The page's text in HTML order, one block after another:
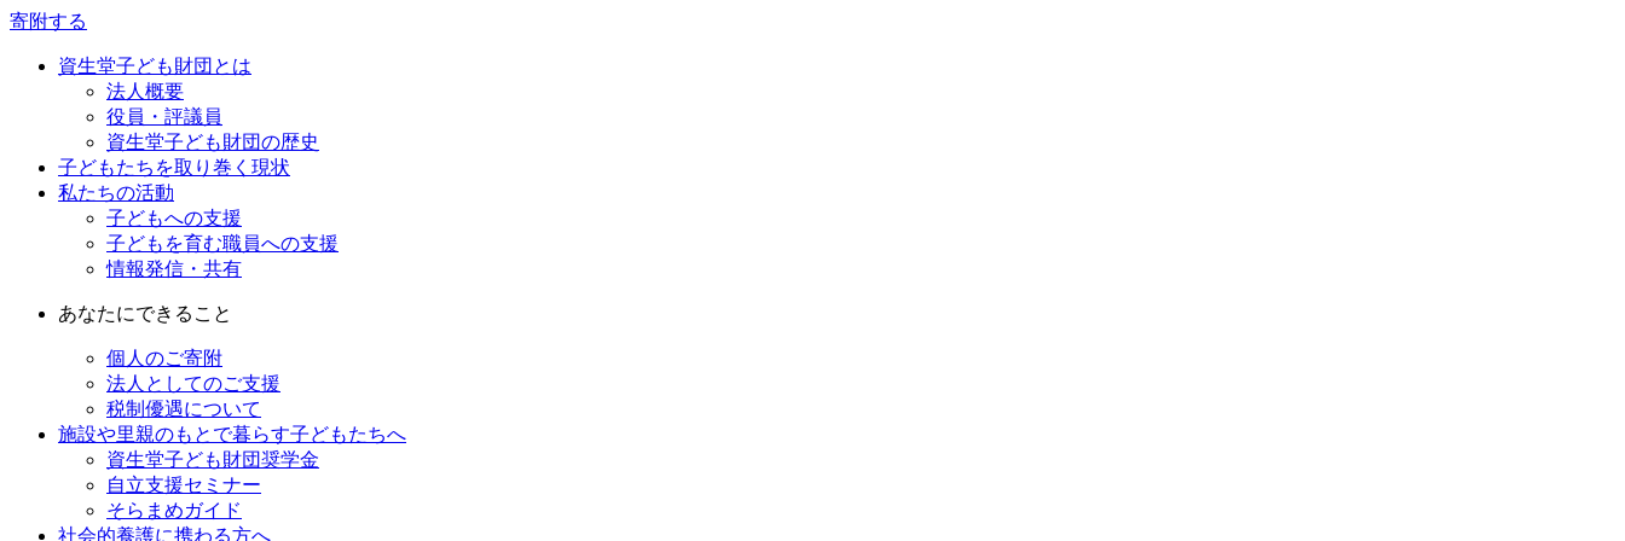
寄附する
資生堂子ども財団とは
法人概要
役員・評議員
資生堂子ども財団の歴史
子どもたちを取り巻く現状
私たちの活動
子どもへの支援
子どもを育む職員への支援
情報発信・共有
あなたにできること
個人のご寄附
法人としてのご支援
税制優遇について
施設や里親のもとで暮らす子どもたちへ
資生堂子ども財団奨学金
自立支援セミナー
そらまめガイド
社会的養護に携わる方へ